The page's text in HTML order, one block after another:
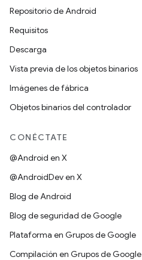
Repositorio de Android
Requisitos
Descarga
Vista previa de los objetos binarios
Imágenes de fábrica
Objetos binarios del controlador
CONÉCTATE
@Android en X
@AndroidDev en X
Blog de Android
Blog de seguridad de Google
Plataforma en Grupos de Google
Compilación en Grupos de Google